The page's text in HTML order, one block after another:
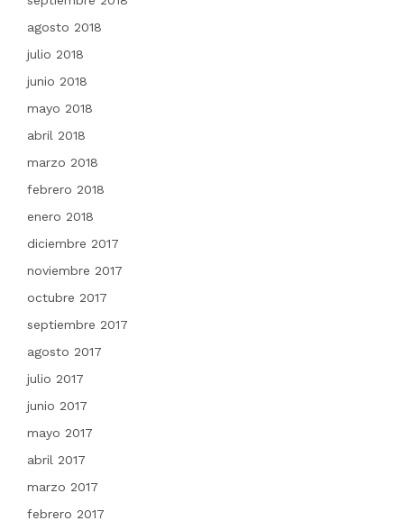
agosto 2018
julio 2018
junio 2018
mayo 2018
abril 2018
marzo 2018
febrero 2018
enero 2018
diciembre 2017
noviembre 2017
octubre 2017
septiembre 2017
agosto 2017
julio 2017
junio 2017
mayo 2017
abril 2017
marzo 2017
febrero 2017